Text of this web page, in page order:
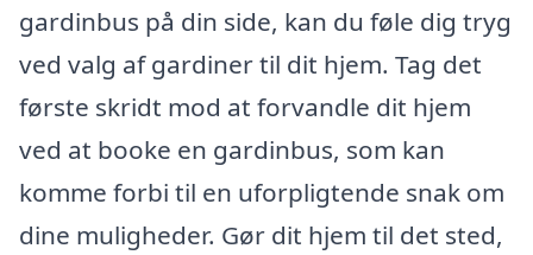
gardinbus på din side, kan du føle dig tryg
ved valg af gardiner til dit hjem. Tag det
første skridt mod at forvandle dit hjem
ved at booke en gardinbus, som kan
komme forbi til en uforpligtende snak om
dine muligheder. Gør dit hjem til det sted,